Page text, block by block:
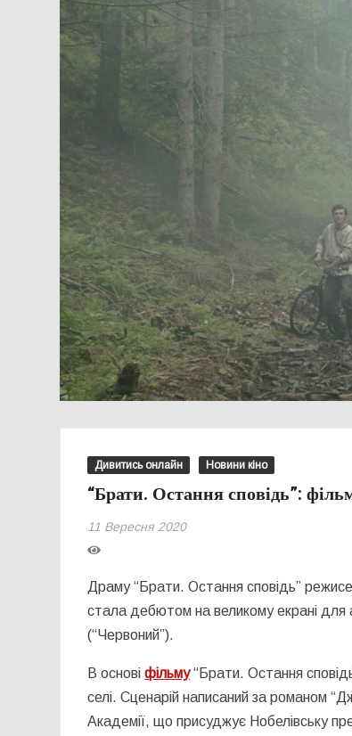
Дивитись онлайн Новини кіно
“Брати. Остання сповідь”:
11 Вересня 2020
Драму “Брати. Остання сповідь”
стала дебютом на великому екрані
(“Червоний”).
В основіфільму“Брати. Остання
селі. Сценарій написаний за романом
Академії, що присуджує Нобелівську